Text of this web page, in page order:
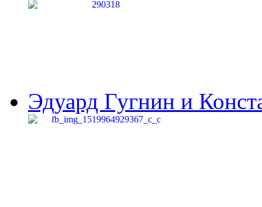
Эдуард Гугнин и